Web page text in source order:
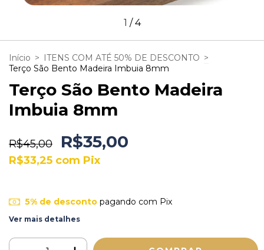
1 /4
Início > ITENS COM ATÉ 50% DE DESCONTO >
Terço São Bento Madeira Imbuia 8mm
Terço São Bento Madeira
Imbuia 8mm
R$45,00 R$35,00
R$33,25 com Pix
5% de descontopagando com Pix
Ver mais detalhes